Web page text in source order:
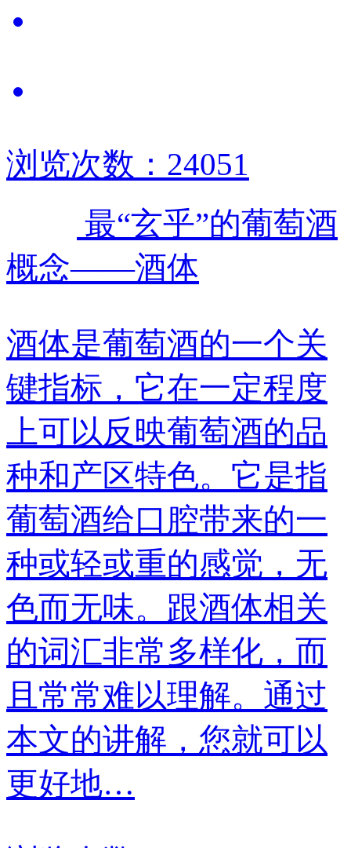
浏览次数：24051
最“玄乎”的葡萄酒
概念——酒体
酒体是葡萄酒的一个关
键指标，它在一定程度
上可以反映葡萄酒的品
种和产区特色。它是指
葡萄酒给口腔带来的一
种或轻或重的感觉，无
色而无味。跟酒体相关
的词汇非常多样化，而
且常常难以理解。通过
本文的讲解，您就可以
更好地…